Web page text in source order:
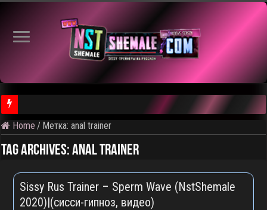
⚠️ Результаты голосования и тема следующего откртытого
Home / Метка:anal trainer
Tag Archives:anal trainer
Sissy Rus Trainer – Sperm Wave (NstShemale
2020)|(сисси-гипноз, видео)